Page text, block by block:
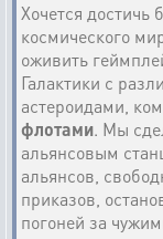
Хочется достичь
космического
оживить
Галактики с
астероидами,
флотами. Мы
альянсовым
альянсов,
приказов,
погоней за